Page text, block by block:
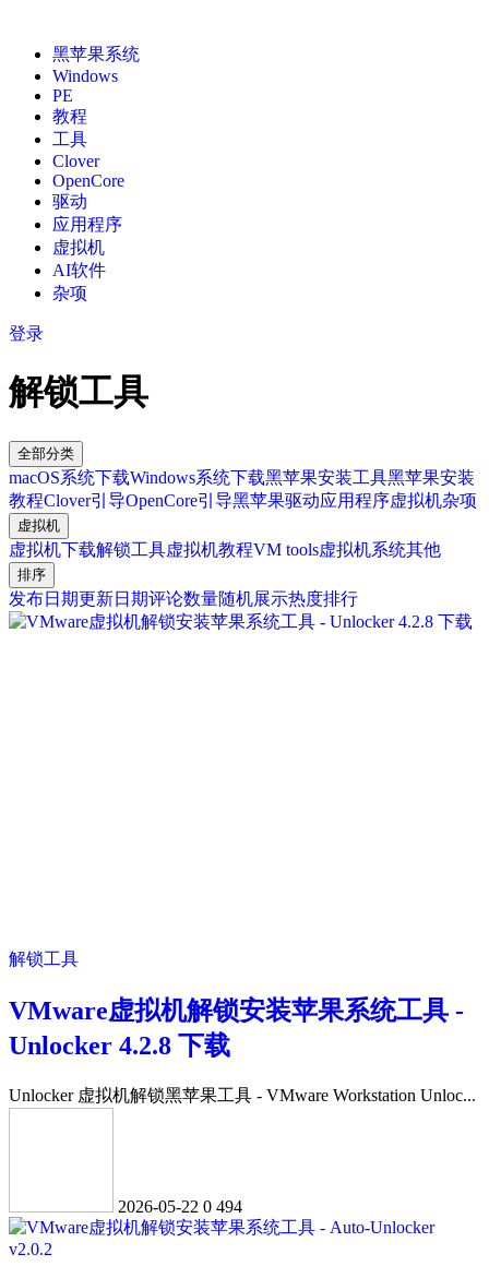
黑苹果系统
Windows
PE
教程
工具
Clover
OpenCore
驱动
应用程序
虚拟机
AI软件
杂项
登录
解锁工具
全部分类
macOS系统下载Windows系统下载黑苹果安装工具黑苹果安装
教程Clover引导OpenCore引导黑苹果驱动应用程序虚拟机杂项
虚拟机
虚拟机下载解锁工具虚拟机教程VM tools虚拟机系统其他
排序
发布日期更新日期评论数量随机展示热度排行
解锁工具
VMware虚拟机解锁安装苹果系统工具 -
Unlocker 4.2.8 下载
Unlocker 虚拟机解锁黑苹果工具 - VMware Workstation Unloc...
2026-05-22 0 494